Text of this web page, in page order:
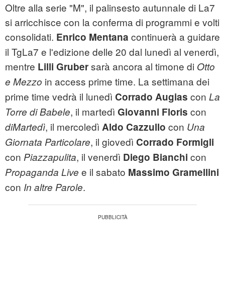
Oltre alla serie "M", il palinsesto autunnale di La7
si arricchisce con la conferma di programmi e volti
consolidati. Enrico Mentana continuerà a guidare
il TgLa7 e l'edizione delle 20 dal lunedì al venerdì,
mentre Lilli Grubersarà ancora al timone di Otto
e Mezzo in access prime time. La settimana dei
prime time vedrà il lunedì Corrado Augias con La
Torre di Babele, il martedì Giovanni Floris con
diMartedì, il mercoledì Aldo Cazzullo con Una
Giornata Particolare, il giovedì Corrado Formigli
con Piazzapulita, il venerdì Diego Bianchi con
Propaganda Live e il sabato Massimo Gramellini
con In altre Parole.